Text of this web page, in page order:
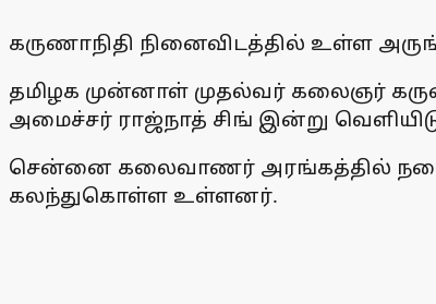
கருணாநிதி நினைவிடத்தில் உள்ள
தமிழக முன்னாள் முதல்வர் கலைஞர்
அமைச்சர் ராஜ்நாத் சிங் இன்று
சென்னை கலைவாணர் அரங்கத்தில்
கலந்துகொள்ள உள்ளனர்.